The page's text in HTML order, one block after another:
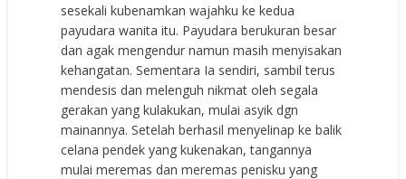
sesekali kubenamkan wajahku ke kedua
payudara wanita itu. Payudara berukuran besar
dan agak mengendur namun masih menyisakan
kehangatan. Sementara Ia sendiri, sambil terus
mendesis dan melenguh nikmat oleh segala
gerakan yang kulakukan, mulai asyik dgn
mainannya. Setelah berhasil menyelinap ke balik
celana pendek yang kukenakan, tangannya
mulai meremas dan meremas penisku yang